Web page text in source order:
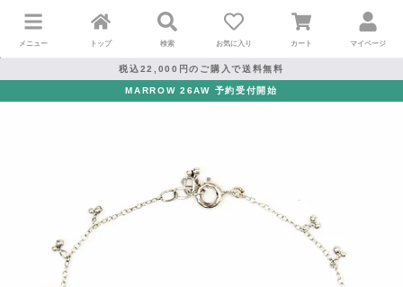
メニュー トップ 検索 お気に入り カート マイページ
税込22,000円のご購入で送料無料
MARROW 26AW 予約受付開始